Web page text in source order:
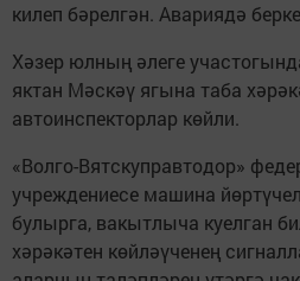
килеп бәрелгән. Авариядә
Хәзер юлның әлеге
яктан Мәскәү ягына таба
автоинспекторлар көйли.
«Волго-Вятскуправтодор»
учреждениесе машина
булырга, вакытлыча куелган
хәрәкәтен көйләүченең